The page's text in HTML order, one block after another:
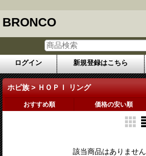
BRONCO
ログイン 新規登録はこちら
ホピ族 > ＨＯＰＩ リング
おすすめ順 価格の安い順
該当商品はありません